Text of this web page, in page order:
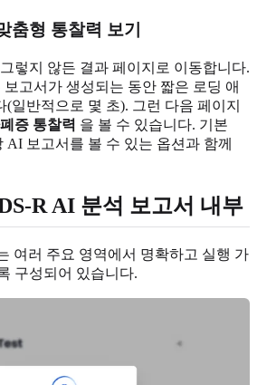
춤형 통찰력 보기
렇지 않든 결과 페이지로 이동합니다.
고서가 생성되는 동안 짧은 로딩 애
일반적으로 몇 초). 그런 다음 페이지
증 통찰력 을 볼 수 있습니다. 기본
AI 보고서를 볼 수 있는 옵션과 함께
R AI 분석 보고서 내부
여러 주요 영역에서 명확하고 실행 가
구성되어 있습니다.